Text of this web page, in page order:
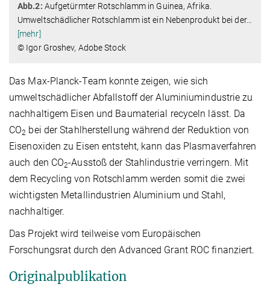
Abb.2: Aufgetürmter Rotschlamm in Guinea, Afrika.
Umweltschädlicher Rotschlamm ist ein Nebenprodukt bei der…
[mehr]
© Igor Groshev, Adobe Stock
Das Max-Planck-Team konnte zeigen, wie sich
umweltschädlicher Abfallstoff der Aluminiumindustrie zu
nachhaltigem Eisen und Baumaterial recyceln lässt. Da
CO2 bei der Stahlherstellung während der Reduktion von
Eisenoxiden zu Eisen entsteht, kann das Plasmaverfahren
auch den CO2-Ausstoß der Stahlindustrie verringern. Mit
dem Recycling von Rotschlamm werden somit die zwei
wichtigsten Metallindustrien Aluminium und Stahl,
nachhaltiger.
Das Projekt wird teilweise vom Europäischen
Forschungsrat durch den Advanced Grant ROC finanziert.
Originalpublikation